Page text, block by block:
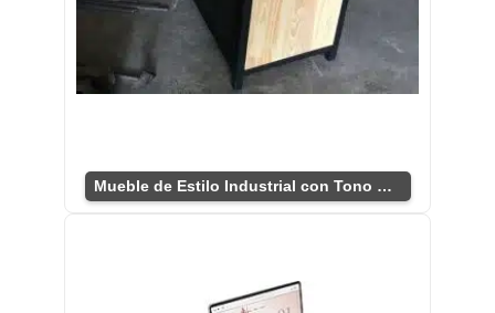
Mueble de Estilo Industrial con Tono Rústico